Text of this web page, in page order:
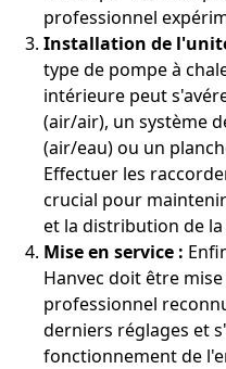
professionnel
Installation de
type de pompe à
intérieure peut
(air/air), un système
(air/eau) ou un
Effectuer les
crucial pour
et la distribution de la
Mise en service :
Hanvec doit être
professionnel
derniers réglages et
fonctionnement de